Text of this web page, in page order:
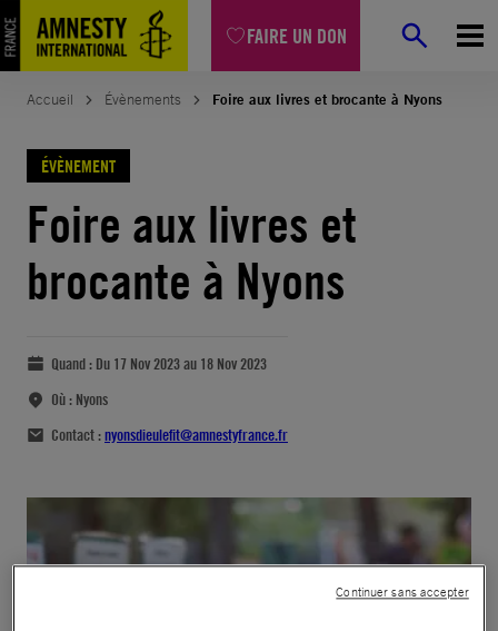
FAIRE UN DON
Accueil Évènements Foire aux livres et brocante à Nyons
ÉVÈNEMENT
Foire aux livres et
brocante à Nyons
Quand : Du 17 Nov 2023 au 18 Nov 2023
Où : Nyons
Contact :nyonsdieulefit@amnestyfrance.fr
Continuer sans accepter